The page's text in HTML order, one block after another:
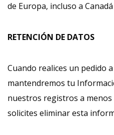
de Europa, incluso a
RETENCIÓN DE DATOS
Cuando realices un pedido
mantendremos tu
nuestros registros a menos
solicites eliminar esta